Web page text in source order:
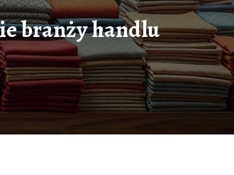
branży handlu